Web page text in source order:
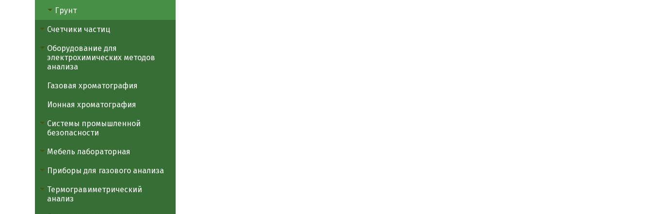
Грунт
Счетчики частиц
Оборудование для
электрохимических методов
анализа
Газовая хроматография
Ионная хроматография
Системы промышленной
безопасности
Мебель лабораторная
Приборы для газового анализа
Термогравиметрический
анализ